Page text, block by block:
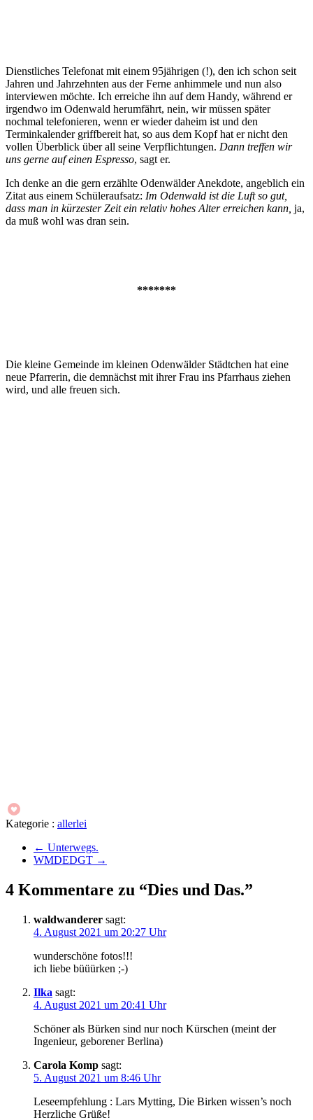
Dienstliches Telefonat mit einem 95jährigen (!), den ich schon seit
Jahren und Jahrzehnten aus der Ferne anhimmele und nun also
interviewen möchte. Ich erreiche ihn auf dem Handy, während er
irgendwo im Odenwald herumfährt, nein, wir müssen später
nochmal telefonieren, wenn er wieder daheim ist und den
Terminkalender griffbereit hat, so aus dem Kopf hat er nicht den
vollen Überblick über all seine Verpflichtungen. Dann treffen wir
uns gerne auf einen Espresso, sagt er.
Ich denke an die gern erzählte Odenwälder Anekdote, angeblich ein
Zitat aus einem Schüleraufsatz: Im Odenwald ist die Luft so gut,
dass man in kürzester Zeit ein relativ hohes Alter erreichen kann, ja,
da muß wohl was dran sein.
*******
Die kleine Gemeinde im kleinen Odenwälder Städtchen hat eine
neue Pfarrerin, die demnächst mit ihrer Frau ins Pfarrhaus ziehen
wird, und alle freuen sich.
Kategorie : allerlei
← Unterwegs.
WMDEDGT →
4 Kommentare zu “Dies und Das.”
waldwanderer sagt:
4. August 2021 um 20:27 Uhr
wunderschöne fotos!!!
ich liebe büüürken ;-)
Ilka sagt:
4. August 2021 um 20:41 Uhr
Schöner als Bürken sind nur noch Kürschen (meint der
Ingenieur, geborener Berlina)
Carola Komp sagt:
5. August 2021 um 8:46 Uhr
Leseempfehlung : Lars Mytting, Die Birken wissen’s noch
Herzliche Grüße!